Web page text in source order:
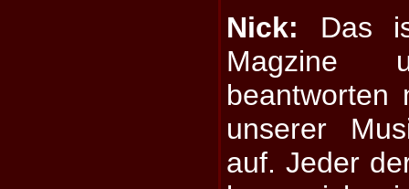
Nick: Das
Magzine
beantworten
unserer
auf. Jeder